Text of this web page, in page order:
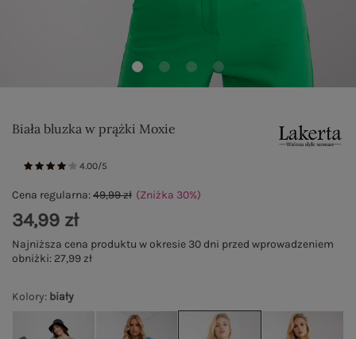
Biała bluzka w prążki Moxie
4.00/5
Kolory: biały
Cena regularna:49,99 zł (Zniżka 30%)
34,99 zł
Najniższa cena produktu w okresie 30 dni przed wprowadzeniem
obniżki: 27,99 zł